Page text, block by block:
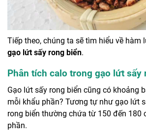
Tiếp theo, chúng ta sẽ tìm hiểu về hàm
gạo lứt sấy rong biển.
Phân tích calo trong gạo lứt sấy
Gạo lứt sấy rong biển cũng có khoảng
mỗi khẩu phần? Tương tự như gạo lứt
rong biển thường chứa từ 150 đến 180
phần.